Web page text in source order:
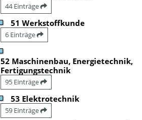
44 Einträge
51 Werkstoffkunde
6 Einträge
52 Maschinenbau, Energietechnik,
Fertigungstechnik
95 Einträge
53 Elektrotechnik
59 Einträge